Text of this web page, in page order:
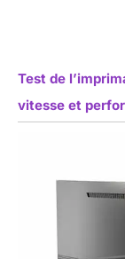
Test de
vitesse et